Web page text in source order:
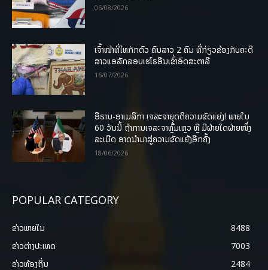
06/08/2026
ເຈົ້າໜ້າທີ່ໄທກັກຕົວ ຄົນລາວ 2 ຄົນ ທີ່ກ່ຽວຂ້ອງກັບຄະດີ
ສາວແອລັກລອບເຮໂຣອີນເຂົ້າອົດສະຕາລີ
16/07/2026
ອີຣານ-ອາເມລິກາ ເຈລະຈາຍຸດຕິຄວາມຂັດແຍ່ງ! ພາຍໃນ
60 ວັນນີ້ ຖ້າການເຈລະຈາຫຼົ້ມເຫຼວ ຫຼື ມີຝ່າຍໃດຝ່າຍໜຶ່ງ
ລະເມີດ ອາດນໍາມາສູ່ຄວາມຂັດແຍ້ງອີກຄັ້ງ
18/06/2026
POPULAR CATEGORY
ຂ່າວພາຍ​ໃນ
8488
ຂ່າວຕ່າງປະເທດ
7003
ຂ່າວທ້ອງຖິ່ນ
2484